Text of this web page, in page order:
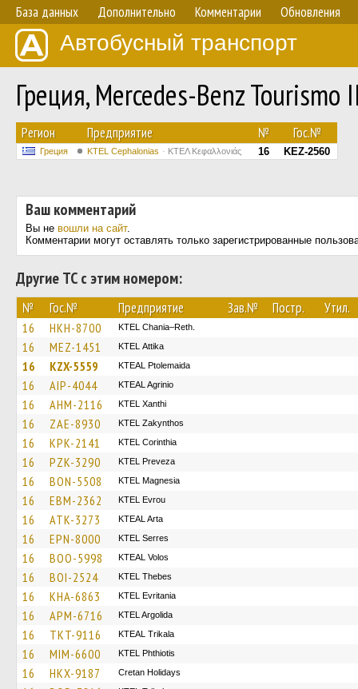
База данных Дополнительно Комментарии Обновления
Автобусный транспорт
Греция, Mercedes-Benz
Регион Предприятие № Гос.№
Греция KTEL Cephalonias ΚΤΕΛ Κεφαλλονιάς 16 KEZ-2560
Ваш комментарий
Вы не вошли на сайт.
Комментарии могут оставлять только зарегистрированные
Другие ТС с этим номером:
№ Гос.№ Предприятие Зав.№ Постр. Утил.
16 HKH-8700 KTEL Chania–Reth.
16 MEZ-1451 KΤΕL Αttika
16 KZX-5559 KTEAL Ptolemaida
16 AIP-4044 KTEAL Agrinio
16 AHM-2116 KTEL Xanthi
16 ZAE-8930 KTEL Zakynthos
16 KPK-2141 KTEL Corinthia
16 PZK-3290 KTEL Preveza
16 BON-5508 ΚΤΕL Magnesia
16 EBM-2362 KTEL Evrou
16 ATK-3273 KTEAL Arta
16 EPN-8000 KTEL Serres
16 BOO-5998 KTEAL Volos
16 BOI-2524 KTEL Thebes
16 KHA-6863 ΚΤΕL Evritania
16 APM-6716 KTEL Argolida
16 TKT-9116 KTEAL Trikala
16 MIM-6600 ΚΤΕL Phthiotis
16 HKX-9187 Cretan Holidays